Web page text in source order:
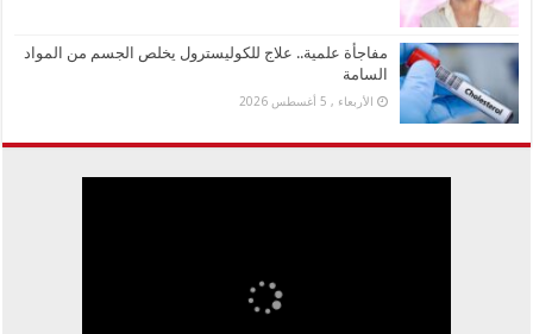
مفاجأة علمية.. علاج للكوليسترول يخلص الجسم من المواد
السامة
الأربعاء , 5 أغسطس 2026